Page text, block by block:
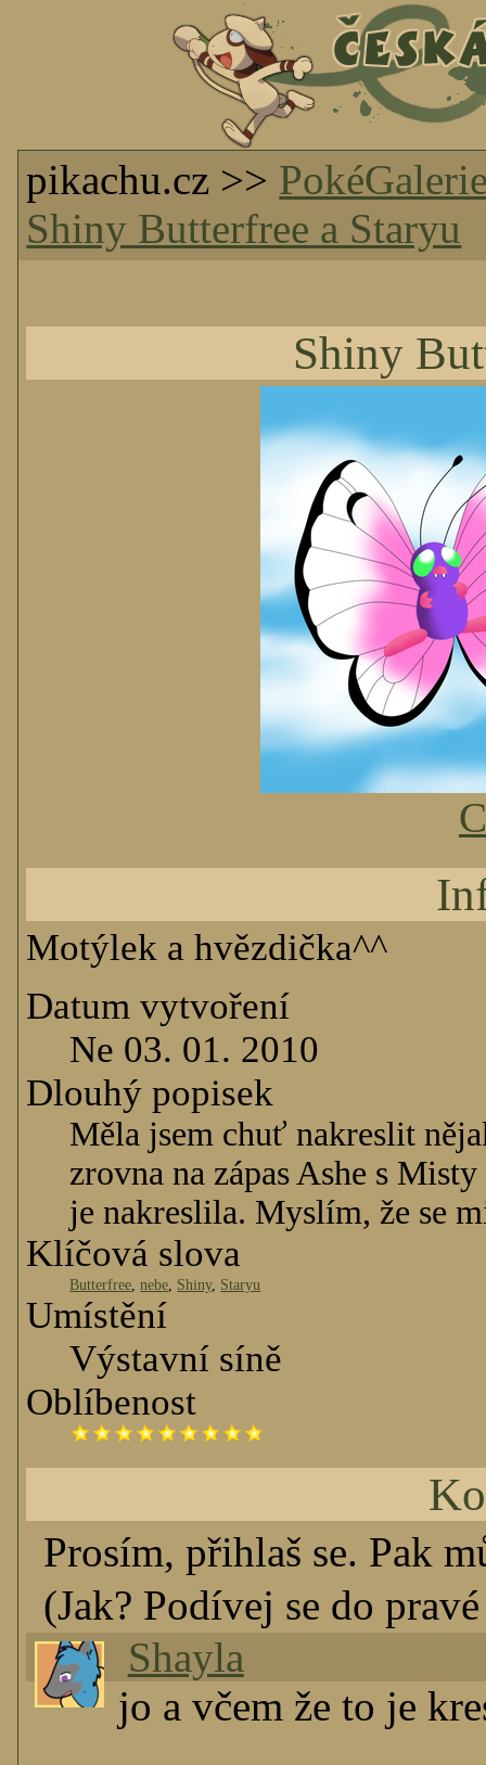
pikachu.cz >>
Shiny Butterfree a Staryu
Shiny
Motýlek a hvězdička^^
Datum vytvoření
Ne 03. 01. 2010
Dlouhý popisek
Měla jsem chuť nakreslit
zrovna na zápas Ashe s
je nakreslila. Myslím, že se
Klíčová slova
Butterfree,nebe, Shiny, Staryu
Umístění
Výstavní síně
Oblíbenost
Prosím, přihlaš se. Pak
(Jak? Podívej se do
Shayla
jo a včem že to je